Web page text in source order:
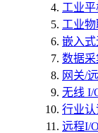
工业
工业
嵌入
数据采
网关/
无线 I/
行业
远程I/